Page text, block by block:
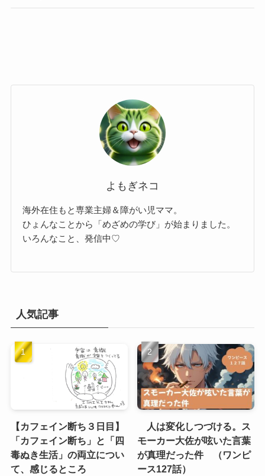
よもぎネコ
海外在住もと専業主婦＆障がい児ママ。
ひょんなことから「めざめの学び」が始まりました。
いろんなこと、発信中♡
人気記事
【カフェイン断ち３日目】
「カフェイン断ち」と「四
毒ぬき生活」の両立につい
て、感じるところ
人は変化しつづける。ス
モーカー大佐が呟いた言葉
が真理だった件 （ワンピ
ース127話）